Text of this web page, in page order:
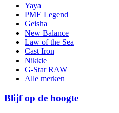
Yaya
PME Legend
Geisha
New Balance
Law of the Sea
Cast Iron
Nikkie
G-Star RAW
Alle merken
Blijf op de hoogte